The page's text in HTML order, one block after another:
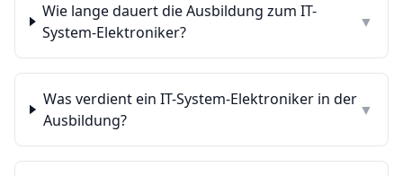
Wie lange dauert die Ausbildung zum IT-
System-Elektroniker?
▼
Was verdient ein IT-System-Elektroniker in der
Ausbildung?
▼